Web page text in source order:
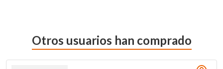
Otros usuarios han comprado